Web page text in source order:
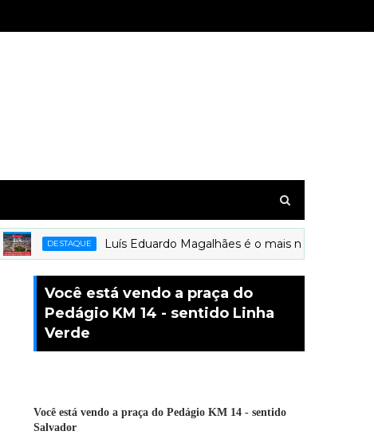
DESTAQUE Luís Eduardo Magalhães é o mais novo município
Você está vendo a praça do
Pedágio KM 14 - sentido Linha
Verde
Você está vendo a praça do Pedágio KM 14 - sentido
Salvador